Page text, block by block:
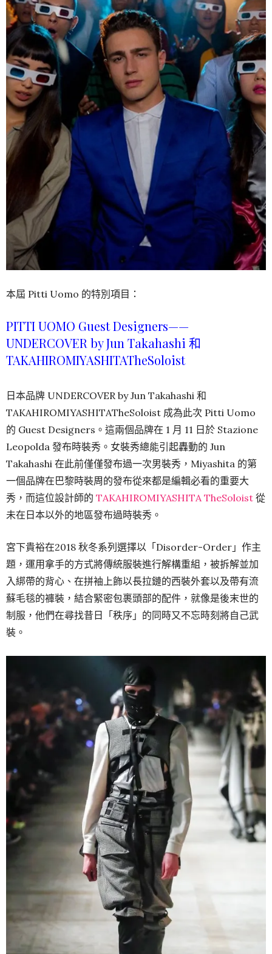
本屆 Pitti Uomo 的特別項目：
PITTI UOMO Guest Designers——
UNDERCOVER by Jun Takahashi 和
TAKAHIROMIYASHITATheSoloist
日本品牌 UNDERCOVER by Jun Takahashi 和
TAKAHIROMIYASHITATheSoloist 成為此次 Pitti Uomo
的 Guest Designers。這兩個品牌在 1 月 11 日於 Stazione
Leopolda 發布時裝秀。女裝秀總能引起轟動的 Jun
Takahashi 在此前僅僅發布過一次男裝秀，Miyashita 的第
一個品牌在巴黎時裝周的發布從來都是編輯必看的重要大
秀，而這位設計師的 TAKAHIROMIYASHITA TheSoloist 從
未在日本以外的地區發布過時裝秀。
宮下貴裕在2018 秋冬系列選擇以「Disorder-Order」作主
題，運用拿手的方式將傳統服裝進行解構重組，被拆解並加
入綁帶的背心、在拼袖上飾以長拉鏈的西裝外套以及帶有流
蘇毛毯的褲裝，結合緊密包裹頭部的配件，就像是後末世的
制服，他們在尋找昔日「秩序」的同時又不忘時刻將自己武
裝。